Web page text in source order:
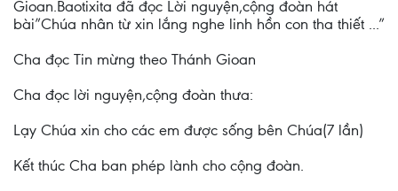
Gioan.Baotixita đã đọc Lời nguyện,cộng đoàn hát
bài”Chúa nhân từ xin lắng nghe linh hồn con tha thiết ...”
Cha đọc Tin mừng theo Thánh Gioan
Cha đọc lời nguyện,cộng đoàn thưa:
Lạy Chúa xin cho các em được sống bên Chúa(7 lần)
Kết thúc Cha ban phép lành cho cộng đoàn.